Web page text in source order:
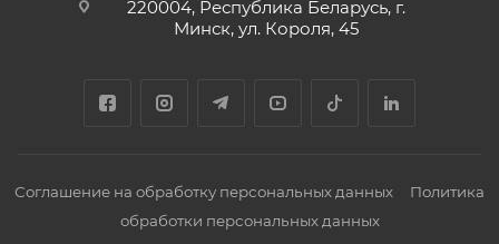
220004, Республика Беларусь, г.
Минск, ул. Короля, 45
Соглашение на обработку персональных данных
Политика
обработки персональных данных